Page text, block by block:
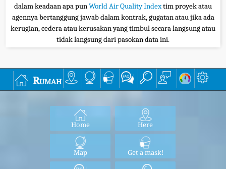
dalam keadaan apa punWorld Air Quality Indextim proyek atau
agennya bertanggung jawab dalam kontrak, gugatan atau jika ada
kerugian, cedera atau kerusakan yang timbul secara langsung atau
tidak langsung dari pasokan data ini.
Rumah
Home Here
Map Get a mask!